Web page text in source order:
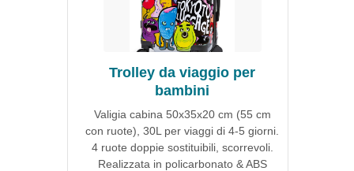
Trolley da viaggio per
bambini
Valigia cabina 50x35x20 cm (55 cm
con ruote), 30L per viaggi di 4-5 giorni.
4 ruote doppie sostituibili, scorrevoli.
Realizzata in policarbonato & ABS